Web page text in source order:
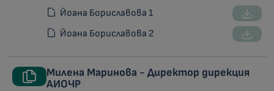
Йоана Бориславова 1
Йоана Бориславова 2
Милена Маринова - Директор дирекция
АИОЧР